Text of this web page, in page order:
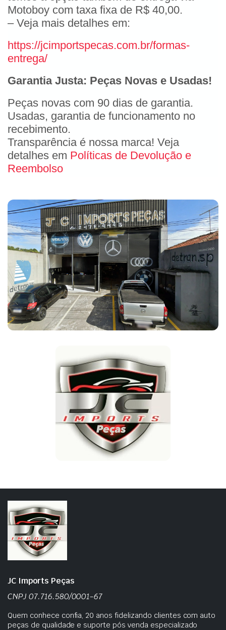
Motoboy com taxa fixa de R$ 40,00.
– Veja mais detalhes em:
https://jcimportspecas.com.br/formas-
entrega/
Garantia Justa: Peças Novas e Usadas!
Peças novas com 90 dias de garantia.
Usadas, garantia de funcionamento no
recebimento.
Transparência é nossa marca! Veja
detalhes em Políticas de Devolução e
Reembolso
JC Imports Peças
CNPJ 07.716.580/0001-67
Quem conhece confia, 20 anos fidelizando clientes com auto
peças de qualidade e suporte pós venda especializado